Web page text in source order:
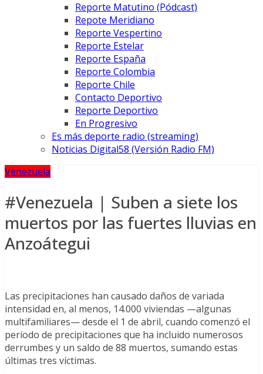
Reporte Matutino (Pódcast)
Repote Meridiano
Reporte Vespertino
Reporte Estelar
Reporte España
Reporte Colombia
Reporte Chile
Contacto Deportivo
Reporte Deportivo
En Progresivo
Es más deporte radio (streaming)
Noticias Digital58 (Versión Radio FM)
Venezuela
#Venezuela | Suben a siete los
muertos por las fuertes lluvias en
Anzoátegui
Las precipitaciones han causado daños de variada
intensidad en, al menos, 14.000 viviendas —algunas
multifamiliares— desde el 1 de abril, cuando comenzó el
período de precipitaciones que ha incluido numerosos
derrumbes y un saldo de 88 muertos, sumando estas
últimas tres víctimas.